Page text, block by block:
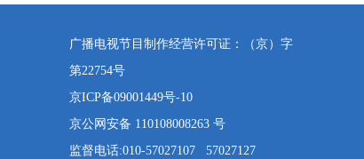
广播电视节目制作经营许可证：（京）字
第22754号
京ICP备09001449号-10
京公网安备 110108008263 号
监督电话:010-57027107 57027127